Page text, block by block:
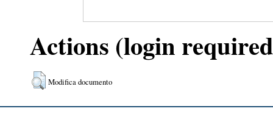
Actions (login
Modifica documento